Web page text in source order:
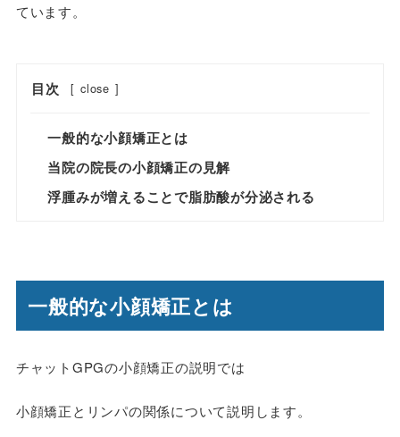
ています。
目次 [ close ]
一般的な小顔矯正とは
当院の院長の小顔矯正の見解
浮腫みが増えることで脂肪酸が分泌される
一般的な小顔矯正とは
チャットGPGの小顔矯正の説明では
小顔矯正とリンパの関係について説明します。